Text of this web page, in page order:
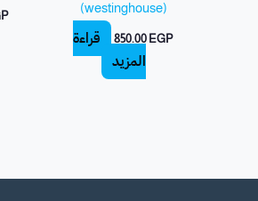
(westinghouse)
850.00 EGP
قراءة
المزيد